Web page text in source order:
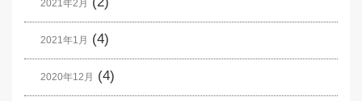
2021年2月
2021年1月 (4)
2020年12月 (4)